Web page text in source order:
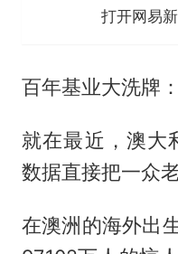
打开网易
百年基业大洗牌
就在最近，澳大
数据直接把一众
在澳洲的海外出